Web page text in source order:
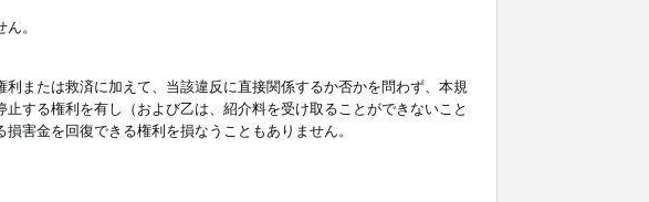
。
または救済に加えて、当該違反に直接関係するか否かを問わず、本規
する権利を有し（および乙は、紹介料を受け取ることができないこと
害金を回復できる権利を損なうこともありません。